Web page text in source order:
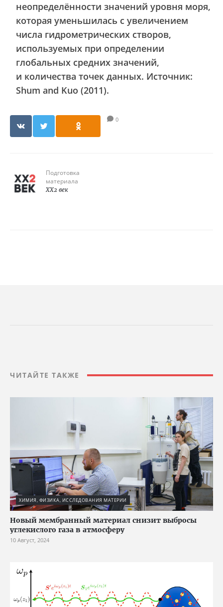
неопределённости значений уровня моря,
которая уменьшилась с увеличением
числа гидрометрических створов,
используемых при определении
глобальных средних значений,
и количества точек данных. Источник:
Shum and Kuo (2011).
0
Подготовка
материала
XX2 век
ЧИТАЙТЕ ТАКЖЕ
ХИМИЯ, ФИЗИКА, ИССЛЕДОВАНИЯ МАТЕРИИ
Новый мембранный материал снизит выбросы
углекислого газа в атмосферу
10 Август, 2024